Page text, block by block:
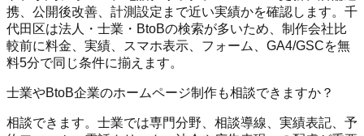
携、公開後改善、計測設定まで近い実績かを確認します。千
代田区は法人・士業・BtoBの検索が多いため、制作会社比
較前に料金、実績、スマホ表示、フォーム、GA4/GSCを無
料5分で同じ条件に揃えます。
士業やBtoB企業のホームページ制作も相談できますか？
相談できます。士業では専門分野、相談導線、実績表記、予